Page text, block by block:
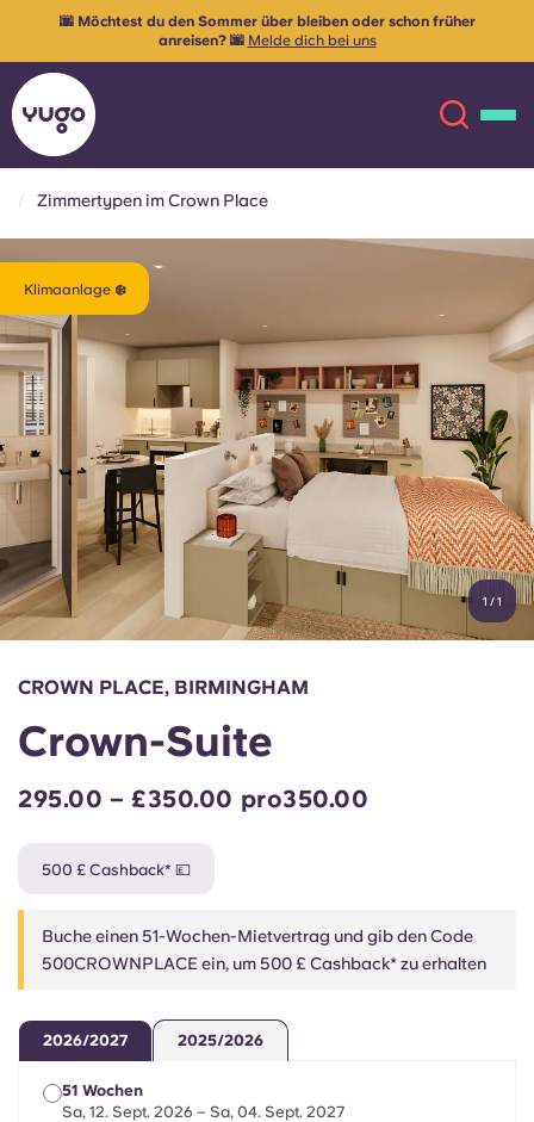
Standorte
Konto Sprache
English (GB)
Chinese
Español
Deutsch
Wähle ein Land aus
Jetzt buchen
Español
Català Deutsch
Italian
🌆 Möchtest du den Sommer über bleiben oder schon früher
anreisen? 🌆 Melde dich bei uns
Zimmertypen im Crown Place
Klimaanlage ❄️
1 /1
CROWN PLACE, BIRMINGHAM
Crown-Suite
295.00 – £350.00 pro350.00
500 £ Cashback* 💷
Buche einen 51-Wochen-Mietvertrag und gib den Code
500CROWNPLACE ein, um 500 £ Cashback* zu erhalten
2026/2027 2025/2026
51 Wochen
Sa, 12. Sept. 2026 – Sa, 04. Sept. 2027